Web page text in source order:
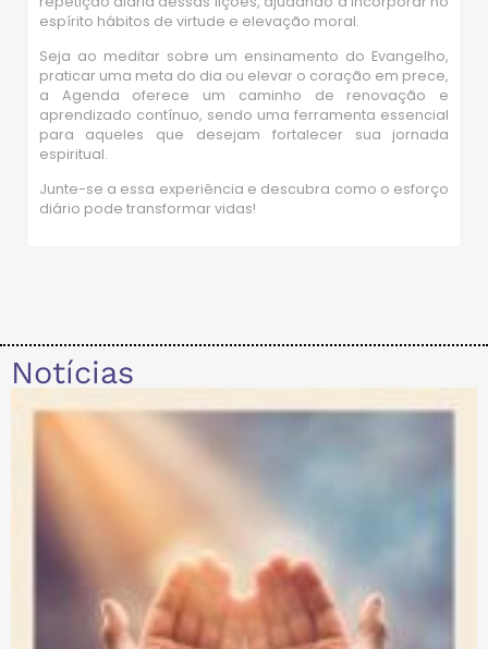
espírito hábitos de virtude e elevação moral.
Seja ao meditar sobre um ensinamento do Evangelho,
praticar uma meta do dia ou elevar o coração em prece,
a Agenda oferece um caminho de renovação e
aprendizado contínuo, sendo uma ferramenta essencial
para aqueles que desejam fortalecer sua jornada
espiritual.
Junte-se a essa experiência e descubra como o esforço
diário pode transformar vidas!
Notícias